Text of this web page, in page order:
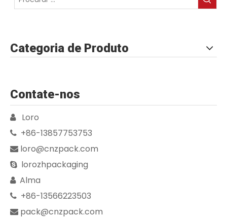
Categoria de Produto
Contate-nos
 Loro
 +86-13857753753
 loro@cnzpack.com
 lorozhpackaging
 Alma
 +86-13566223503
 pack@cnzpack.com